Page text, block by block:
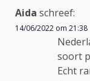
Aida schreef:
14/06/2022 om 21:38
soort
Echt